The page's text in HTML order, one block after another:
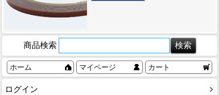
商品検索
ホーム マイページ カート
ログイン